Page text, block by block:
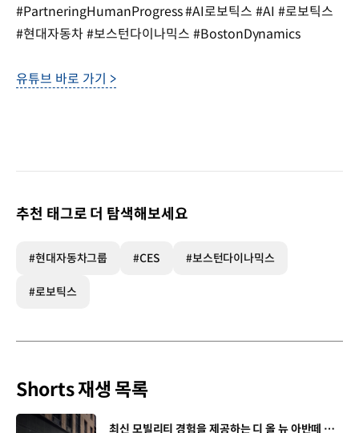
#PartneringHumanProgress #AI로보틱스 #AI #로보틱스
#현대자동차 #보스턴다이나믹스 #BostonDynamics
유튜브 바로 가기 >
추천 태그로 더 탐색해보세요
#현대자동차그룹 #CES #보스턴다이나믹스
#로보틱스
Shorts 재생 목록
[동영상]
최신 모빌리티 경험을 제공하는 디 올 뉴 아반떼 계약 개시